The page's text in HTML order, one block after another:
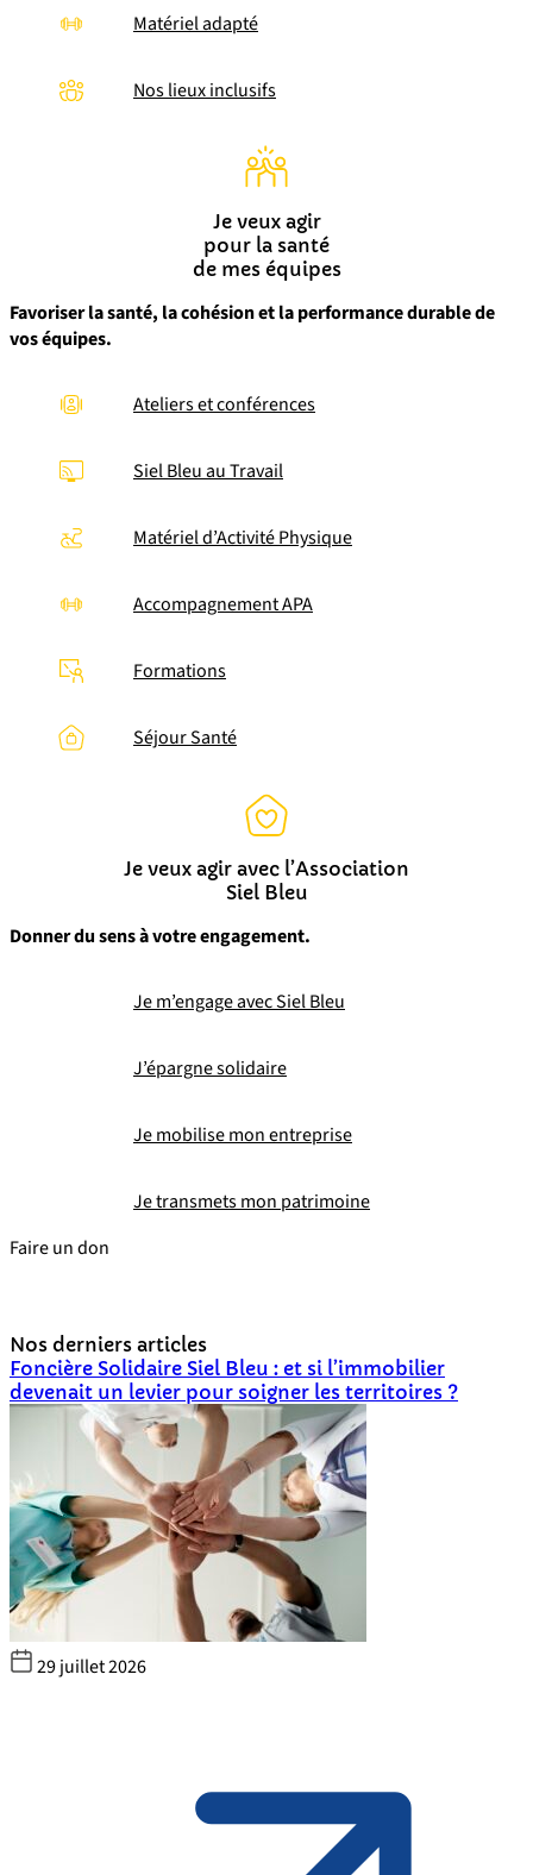
Matériel adapté
Nos lieux inclusifs
Je veux agir
pour la santé
de mes équipes
Favoriser la santé, la cohésion et la performance durable de
vos équipes.
Ateliers et conférences
Siel Bleu au Travail
Matériel d’Activité Physique
Accompagnement APA
Formations
Séjour Santé
Je veux agir avec l’Association
Siel Bleu
Donner du sens à votre engagement.
Je m’engage avec Siel Bleu
J’épargne solidaire
Je mobilise mon entreprise
Je transmets mon patrimoine
Faire un don
Nos derniers articles
Foncière Solidaire Siel Bleu : et si l’immobilier
devenait un levier pour soigner les territoires ?
29 juillet 2026